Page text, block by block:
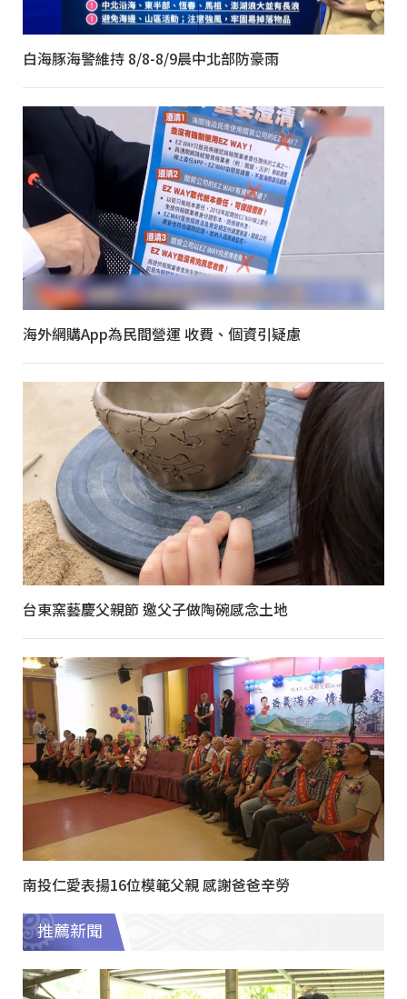
白海豚海警維持 8/8-8/9晨中北部防豪雨
海外網購App為民間營運 收費、個資引疑慮
台東窯藝慶父親節 邀父子做陶碗感念土地
南投仁愛表揚16位模範父親 感謝爸爸辛勞
推薦新聞